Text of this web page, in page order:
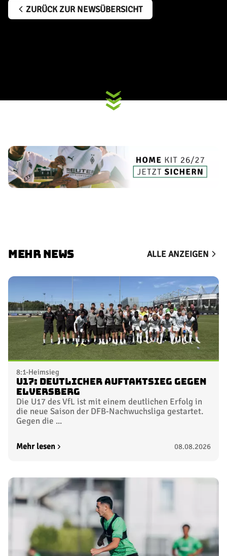
ZURÜCK ZUR NEWSÜBERSICHT
MEHR NEWS ALLE ANZEIGEN
8:1-Heimsieg
U17: Deutlicher Auftaktsieg gegen
Elversberg
Die U17 des VfL ist mit einem deutlichen Erfolg in
die neue Saison der DFB-Nachwuchsliga gestartet.
Gegen die ...
Mehr lesen 08.08.2026